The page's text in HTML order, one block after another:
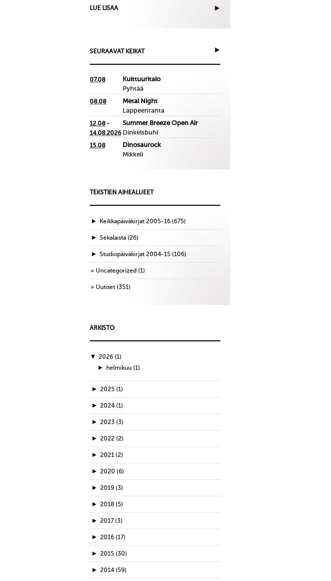
LUE LISAA
SEURAAVAT KEIKAT
07.08
Kulttuuritalo
Pyhtää
08.08
Metal Night
Lappeenranta
12.08 -
14.08.2026
Summer Breeze Open Air
Dinkelsbuhl
15.08
Dinosaurock
Mikkeli
TEKSTIEN AIHEALUEET
► Keikkapäiväkirjat 2005-16 (675)
► Sekalaista (26)
► Studiopäiväkirjat 2004-15 (106)
Uncategorized (1)
Uutiset (351)
ARKISTO
▼ 2026 (1)
► helmikuu (1)
► 2025 (1)
► 2024 (1)
► 2023 (3)
► 2022 (2)
► 2021 (2)
► 2020 (6)
► 2019 (3)
► 2018 (5)
► 2017 (3)
► 2016 (17)
► 2015 (30)
► 2014 (59)